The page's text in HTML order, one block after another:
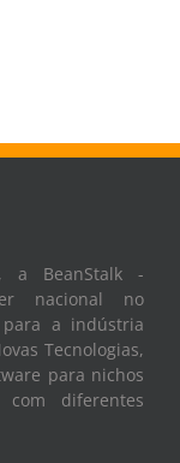
a BeanStalk -
nacional no
a indústria
Tecnologias,
para nichos
com diferentes